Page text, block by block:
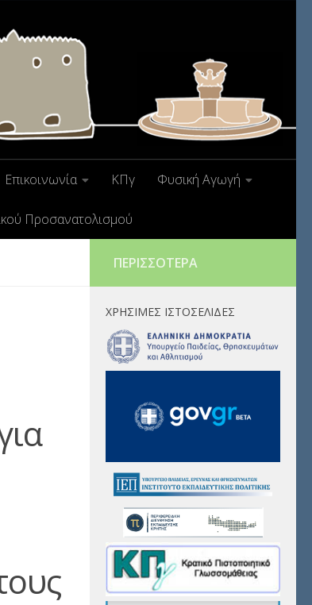
Επικοινωνία ΚΠγ Φυσική Αγωγή
Προσανατολισμού
ΠΕΡΙΣΣΌΤΕΡΑ
ΧΡΉΣΙΜΕΣ ΙΣΤΟΣΕΛΊΔΕΣ